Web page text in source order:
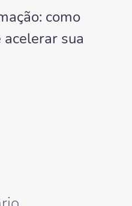
como
sua